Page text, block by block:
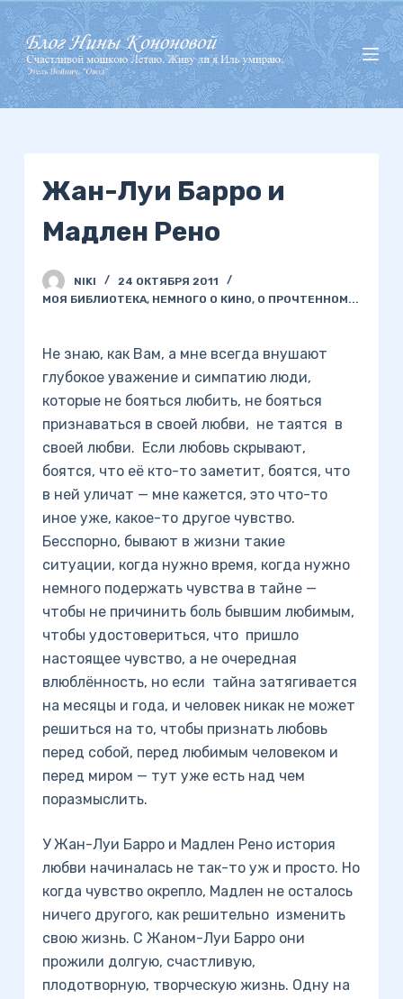
П
е
р
е
й
Жан-Луи Барро и
Мадлен Рено
NIKI
24 ОКТЯБРЯ 2011
МОЯ БИБЛИОТЕКА, НЕМНОГО О КИНО, О ПРОЧТЕННОМ...
Не знаю, как Вам, а мне всегда внушают
глубокое уважение и симпатию люди,
которые не бояться любить, не бояться
признаваться в своей любви, не таятся в
своей любви. Если любовь скрывают,
боятся, что её кто-то заметит, боятся, что
в ней уличат — мне кажется, это что-то
иное уже, какое-то другое чувство.
Бесспорно, бывают в жизни такие
ситуации, когда нужно время, когда нужно
немного подержать чувства в тайне —
чтобы не причинить боль бывшим любимым,
чтобы удостовериться, что пришло
настоящее чувство, а не очередная
влюблённость, но если тайна затягивается
на месяцы и года, и человек никак не может
решиться на то, чтобы признать любовь
перед собой, перед любимым человеком и
перед миром — тут уже есть над чем
поразмыслить.
У Жан-Луи Барро и Мадлен Рено история
любви начиналась не так-то уж и просто. Но
когда чувство окрепло, Мадлен не осталось
ничего другого, как решительно изменить
свою жизнь. С Жаном-Луи Барро они
прожили долгую, счастливую,
плодотворную, творческую жизнь. Одну на